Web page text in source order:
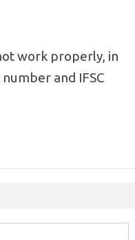
work properly, in
and IFSC